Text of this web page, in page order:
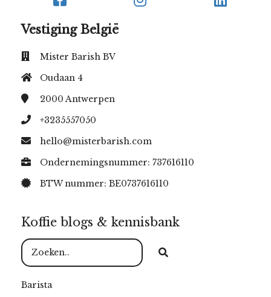
Vestiging België
Mister Barish BV
Oudaan 4
2000Antwerpen
+3235557050
hello@misterbarish.com
Ondernemingsnummer: 737616110
BTW nummer: BE0737616110
Koffie blogs & kennisbank
Barista